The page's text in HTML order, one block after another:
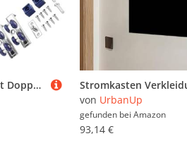
Schiebetür Komplettset Doppelte Schranktürführung, Gleitschiene, Obere Montage, Schlafzimmer-Übergangsschiene Für Kleiderschrank, Schiene + Räder + Schrauben + Stopper(Champagne,1.7m(5.6ft))
von UrbanUp
gefunden bei Amazon
93,14 €